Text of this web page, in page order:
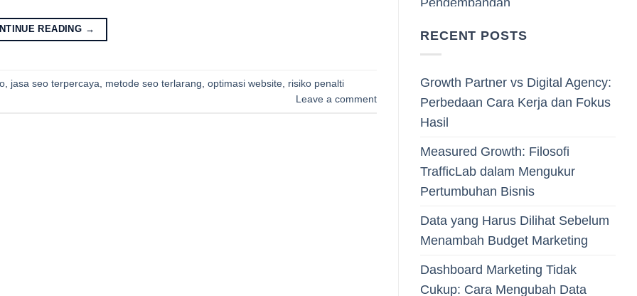
READING →
jasa seo terpercaya metode seo terlarang optimasi website risiko penalti
Leave a comment
RECENT POSTS
Growth Partner vs Digital Agency:
Perbedaan Cara Kerja dan Fokus
Hasil
Measured Growth: Filosofi
TrafficLab dalam Mengukur
Pertumbuhan Bisnis
Data yang Harus Dilihat Sebelum
Menambah Budget Marketing
Dashboard Marketing Tidak
Cukup: Cara Mengubah Data